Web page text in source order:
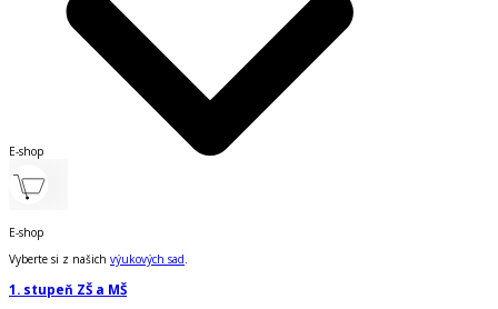
E-shop
E-shop
Vyberte si z našich výukových sad.
1. stupeň ZŠ a MŠ